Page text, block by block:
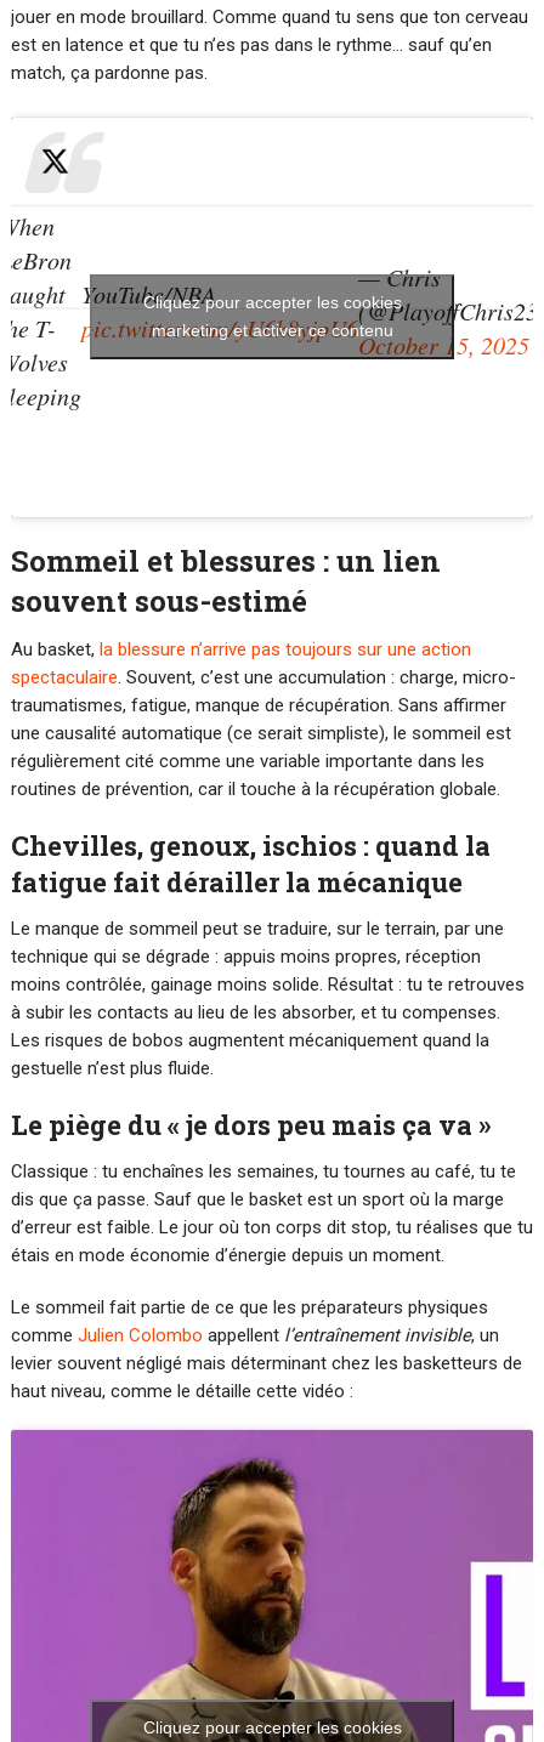
jouer en mode brouillard. Comme quand tu sens que ton cerveau
est en latence et que tu n’es pas dans le rythme… sauf qu’en
match, ça pardonne pas.
T-
YouTube/NBA
pic.twitter.com/yU6k8yjpU6
— Chris
October 15, 2025
Cliquez pour accepter les cookies
marketing et activer ce contenu
Sommeil et blessures : un lien
souvent sous-estimé
Au basket, la blessure n’arrive pas toujours sur une action
spectaculaire. Souvent, c’est une accumulation : charge, micro-
traumatismes, fatigue, manque de récupération. Sans affirmer
une causalité automatique (ce serait simpliste), le sommeil est
régulièrement cité comme une variable importante dans les
routines de prévention, car il touche à la récupération globale.
Chevilles, genoux, ischios : quand la
fatigue fait dérailler la mécanique
Le manque de sommeil peut se traduire, sur le terrain, par une
technique qui se dégrade : appuis moins propres, réception
moins contrôlée, gainage moins solide. Résultat : tu te retrouves
à subir les contacts au lieu de les absorber, et tu compenses.
Les risques de bobos augmentent mécaniquement quand la
gestuelle n’est plus fluide.
Le piège du « je dors peu mais ça va »
Classique : tu enchaînes les semaines, tu tournes au café, tu te
dis que ça passe. Sauf que le basket est un sport où la marge
d’erreur est faible. Le jour où ton corps dit stop, tu réalises que tu
étais en mode économie d’énergie depuis un moment.
Le sommeil fait partie de ce que les préparateurs physiques
comme Julien Colombo appellent l’entraînement invisible, un
levier souvent négligé mais déterminant chez les basketteurs de
haut niveau, comme le détaille cette vidéo :
Cliquez pour accepter les cookies